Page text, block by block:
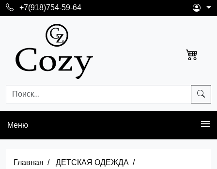
+7(918)754-59-64
Меню
Главная
ДЕТСКАЯ ОДЕЖДА